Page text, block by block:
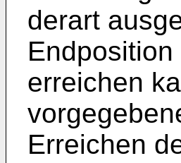
derart
erreichen
Erreichen